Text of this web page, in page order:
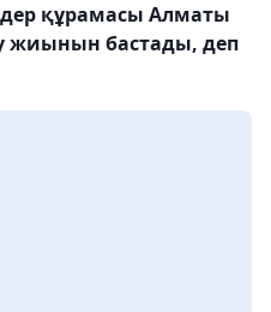
құрамасы Алматы
жиынын бастады, деп